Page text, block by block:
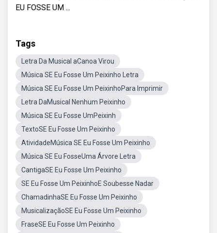
EU FOSSE UM ...
Tags
Letra Da Musical aCanoa Virou
Música SE Eu Fosse Um Peixinho Letra
Música SE Eu Fosse Um PeixinhoPara Imprimir
Letra DaMusical Nenhum Peixinho
Música SE Eu Fosse UmPeixinh
TextoSE Eu Fosse Um Peixinho
AtividadeMúsica SE Eu Fosse Um Peixinho
Música SE Eu FosseUma Árvore Letra
CantigaSE Eu Fosse Um Peixinho
SE Eu Fosse Um PeixinhoE Soubesse Nadar
ChamadinhaSE Eu Fosse Um Peixinho
MusicalizaçãoSE Eu Fosse Um Peixinho
FraseSE Eu Fosse Um Peixinho